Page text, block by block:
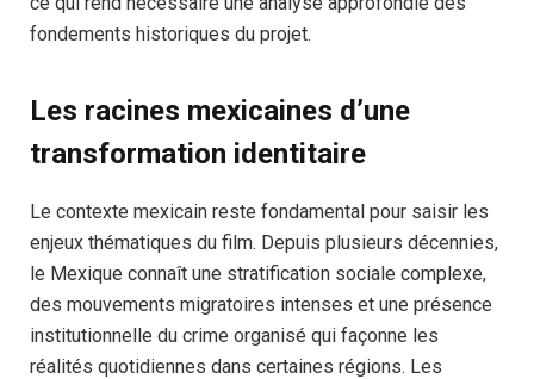
fondements historiques du projet.
Les racines mexicaines d’une
transformation identitaire
Le contexte mexicain reste fondamental pour saisir les
enjeux thématiques du film. Depuis plusieurs décennies,
le Mexique connaît une stratification sociale complexe,
des mouvements migratoires intenses et une présence
institutionnelle du crime organisé qui façonne les
réalités quotidiennes dans certaines régions. Les